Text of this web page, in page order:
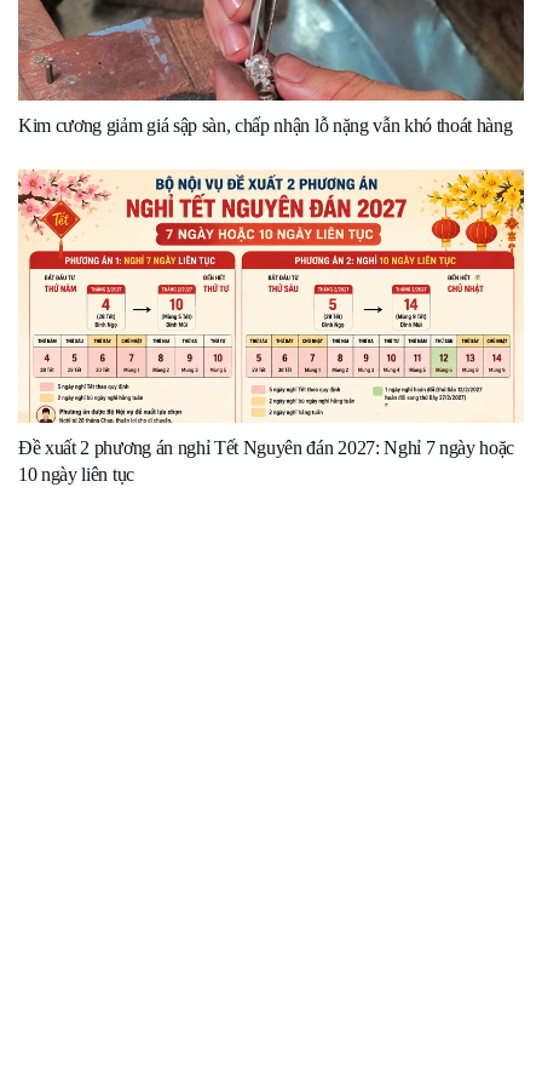
Kim cương giảm giá sập sàn, chấp nhận lỗ nặng vẫn khó thoát hàng
Đề xuất 2 phương án nghỉ Tết Nguyên đán 2027: Nghỉ 7 ngày hoặc
10 ngày liên tục